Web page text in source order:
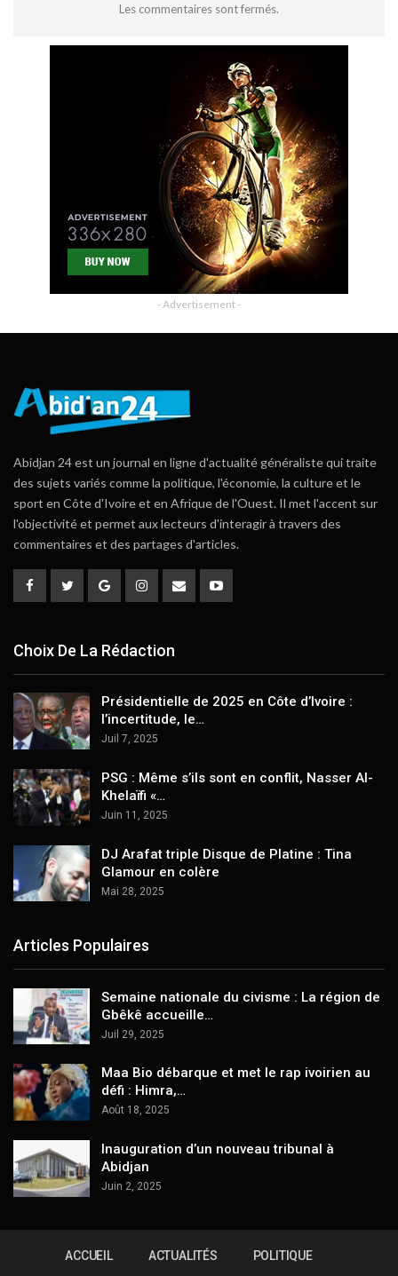
Les commentaires sont fermés.
- Advertisement -
Abidjan 24 est un journal en ligne d'actualité généraliste qui traite
des sujets variés comme la politique, l'économie, la culture et le
sport en Côte d'Ivoire et en Afrique de l'Ouest. Il met l'accent sur
l'objectivité et permet aux lecteurs d'interagir à travers des
commentaires et des partages d'articles.
Choix De La Rédaction
Présidentielle de 2025 en Côte d’Ivoire :
l’incertitude, le…
Juil 7, 2025
PSG : Même s’ils sont en conflit, Nasser Al-
Khelaïfi «…
Juin 11, 2025
DJ Arafat triple Disque de Platine : Tina
Glamour en colère
Mai 28, 2025
Articles Populaires
Semaine nationale du civisme : La région de
Gbêkê accueille…
Juil 29, 2025
Maa Bio débarque et met le rap ivoirien au
défi : Himra,…
Août 18, 2025
Inauguration d’un nouveau tribunal à
Abidjan
Juin 2, 2025
ACCUEIL ACTUALITÉS POLITIQUE